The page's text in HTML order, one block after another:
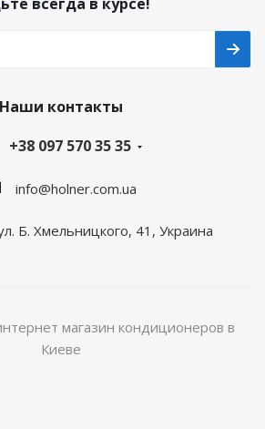
Наши контакты
+38 097 570 35 35
info@holner.com.ua
Б. Хмельницкого, 41, Украина
магазин кондиционеров в
Киеве